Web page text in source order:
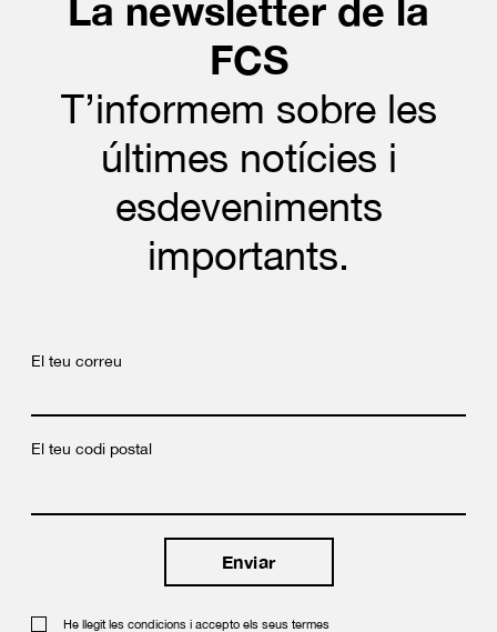
La newsletter de la
FCS
T’informem sobre les
últimes notícies i
esdeveniments
importants.
El teu correu
El teu codi postal
He llegit les condicions i accepto els seus termes